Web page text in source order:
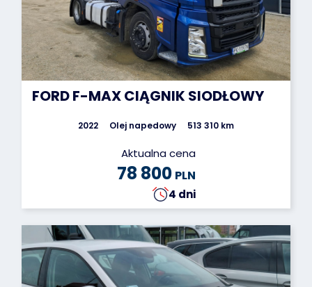
FORD F-MAX CIĄGNIK SIODŁOWY
2022 Olej napedowy 513 310 km
Aktualna cena
78 800 PLN
4 dni